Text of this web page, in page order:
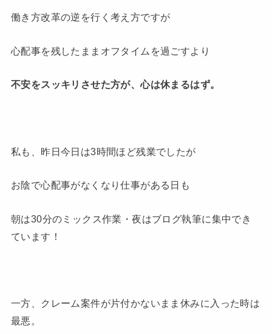
働き方改革の逆を行く考え方ですが
心配事を残したままオフタイムを過ごすより
不安をスッキリさせた方が、心は休まるはず。
私も、昨日今日は3時間ほど残業でしたが
お陰で心配事がなくなり仕事がある日も
朝は30分のミックス作業・夜はブログ執筆に集中でき
ています！
一方、クレーム案件が片付かないまま休みに入った時は
最悪。